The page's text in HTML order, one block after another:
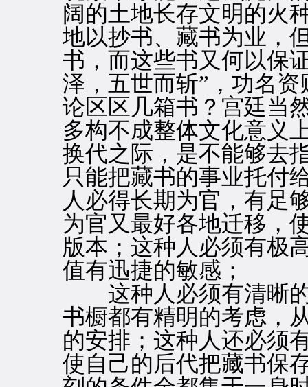
阔的土地长存文明的火
地以抄书、藏书为业，
书，而这些书又何以保
泽，五世而斩”，功名
论区区几箱书？宫廷当
多构不成整体文化意义
换代之际，是不能够去
只能把藏书的事业托付
人必得长期为官，有足
为官又最好各地迁移，
版本；这种人必须有极
值有迅捷的敏感；
这种人必须有清晰的
书橱都有精明的考虑，
的安排；这种人还必须
使自己的后代把藏书保